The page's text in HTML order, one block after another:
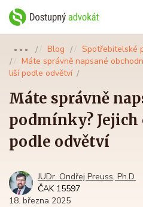
●●● Blog
Spotřebitelské
Máte správně napsané
liší podle odvětví
Máte správně
podmínky? Jejich
podle odvětví
JUDr. Ondřej Preuss, Ph.D.
ČAK 15597
18. března 2025